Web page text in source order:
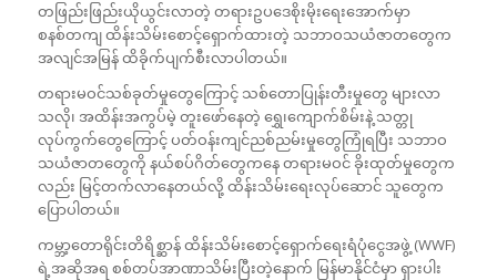
တဖြည်းဖြည်းယိုယွင်းလာတဲ့ တရားဥပဒေစိုးမိုးရေးအောက်မှာ
စနစ်တကျ ထိန်းသိမ်းစောင့်ရှောက်ထားတဲ့ သဘာဝသယံဇာတတွေက
အလျင်အမြန် ထိခိုက်ပျက်စီးလာပါတယ်။
တရားမဝင်သစ်ခုတ်မှုတွေကြောင့် သစ်တောပြုန်းတီးမှုတွေ များလာ
သလို၊ အထိန်းအကွပ်မဲ့ တူးဖော်နေတဲ့ ရွှေ၊ကျောက်စိမ်းနဲ့ သတ္တု
လုပ်ကွက်တွေကြောင့် ပတ်ဝန်းကျင်ညစ်ညမ်းမှုတွေကြုံရပြီး သဘာဝ
သယံဇာတတွေကို နယ်စပ်ဂိတ်တွေကနေ တရားမဝင် ခိုးထုတ်မှုတွေက
လည်း မြင့်တက်လာနေတယ်လို့ ထိန်းသိမ်းရေးလုပ်ဆောင် သူတွေက
ပြောပါတယ်။
ကမ္ဘာ့တောရိုင်းတိရိစ္ဆာန် ထိန်းသိမ်းစောင့်ရှောက်ရေးရံပုံငွေအဖွဲ့ (WWF)
ရဲ့အဆိုအရ စစ်တပ်အာဏာသိမ်းပြီးတဲ့နောက် မြန်မာနိုင်ငံမှာ ရှားပါး